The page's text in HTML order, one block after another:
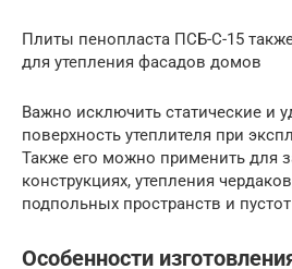
Плиты пенопласта ПСБ-С-15
для утепления фасадов домов
Важно исключить статические и
поверхность утеплителя при
Также его можно применить для
конструкциях, утепления
подпольных пространств и
Особенности